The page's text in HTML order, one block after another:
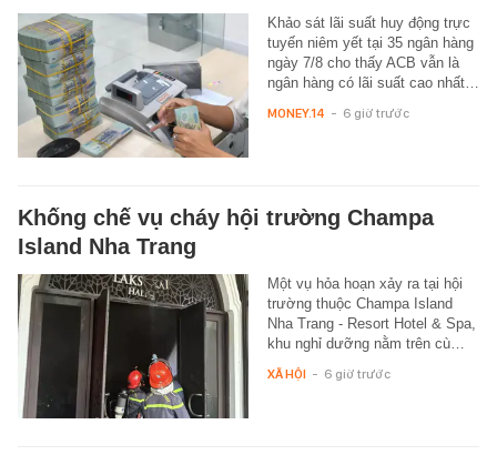
Khảo sát lãi suất huy động trực
tuyến niêm yết tại 35 ngân hàng
ngày 7/8 cho thấy ACB vẫn là
ngân hàng có lãi suất cao nhất…
MONEY.14 - 6 giờ trước
Khống chế vụ cháy hội trường Champa
Island Nha Trang
Một vụ hỏa hoạn xảy ra tại hội
trường thuộc Champa Island
Nha Trang - Resort Hotel & Spa,
khu nghỉ dưỡng nằm trên cù…
XÃ HỘI - 6 giờ trước